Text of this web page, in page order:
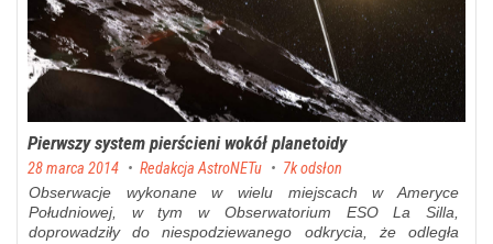
Pierwszy system pierścieni wokół planetoidy
Posted on
28 marca 2014 byRedakcja AstroNETu 7k odsłon
Obserwacje wykonane w wielu miejscach w Ameryce
Południowej, w tym w Obserwatorium ESO La Silla,
doprowadziły do niespodziewanego odkrycia, że odległa